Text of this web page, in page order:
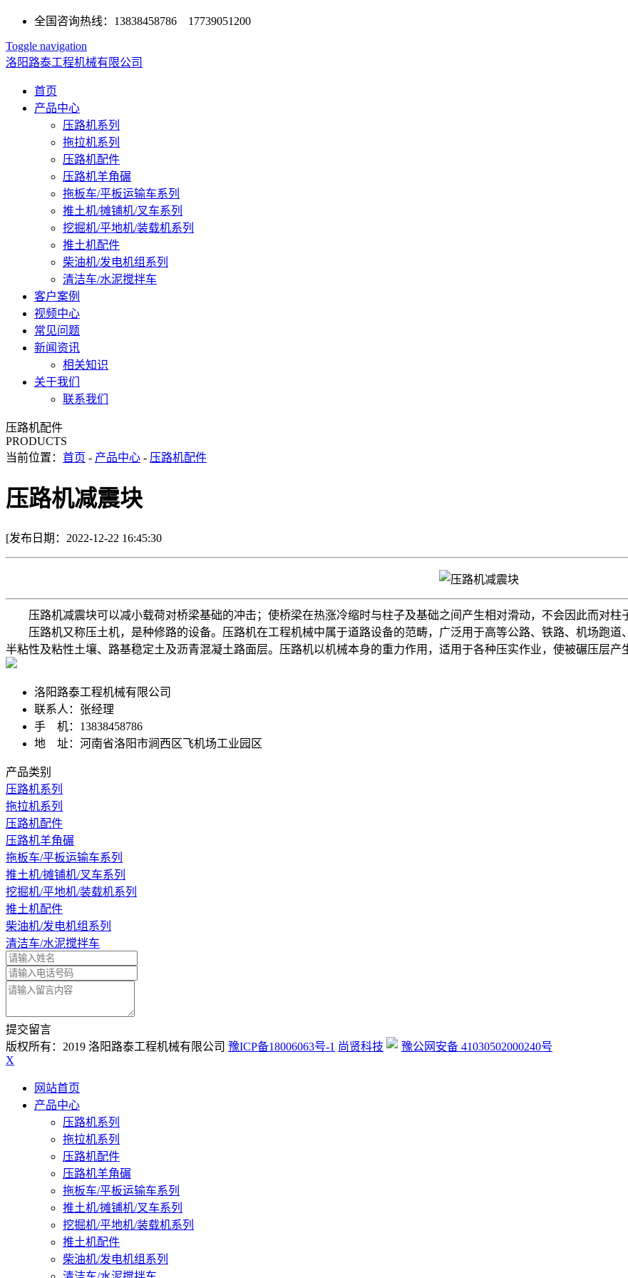
全国咨询热线：13838458786 17739051200
Toggle navigation
洛阳路泰工程机械有限公司
首页
产品中心
压路机系列
拖拉机系列
压路机配件
压路机羊角碾
拖板车/平板运输车系列
推土机/摊铺机/叉车系列
挖掘机/平地机/装载机系列
推土机配件
柴油机/发电机组系列
清洁车/水泥搅拌车
客户案例
视频中心
常见问题
新闻资讯
相关知识
关于我们
联系我们
压路机配件
PRODUCTS
当前位置： 首页 - 产品中心 - 压路机配件
压路机减震块
[发布日期：2022-12-22 16:45:30
压路机减震块可以减小载荷对桥梁基础的冲击；使桥梁在热涨冷缩时与柱子及基础之间产生相对滑动，不会因此而对柱
压路机又称压土机，是种修路的设备。压路机在工程机械中属于道路设备的范畴，广泛用于高等公路、铁路、机场跑道
半粘性及粘性土壤、路基稳定土及沥青混凝土路面层。压路机以机械本身的重力作用，适用于各种压实作业，使被碾压层产
洛阳路泰工程机械有限公司
联系人：张经理
手 机：13838458786
地 址：河南省洛阳市涧西区飞机场工业园区
产品类别
压路机系列
拖拉机系列
压路机配件
压路机羊角碾
拖板车/平板运输车系列
推土机/摊铺机/叉车系列
挖掘机/平地机/装载机系列
推土机配件
柴油机/发电机组系列
清洁车/水泥搅拌车
提交留言
版权所有：2019 洛阳路泰工程机械有限公司 豫ICP备18006063号-1 尚贤科技
豫公网安备 41030502000240号
X
网站首页
产品中心
压路机系列
拖拉机系列
压路机配件
压路机羊角碾
拖板车/平板运输车系列
推土机/摊铺机/叉车系列
挖掘机/平地机/装载机系列
推土机配件
柴油机/发电机组系列